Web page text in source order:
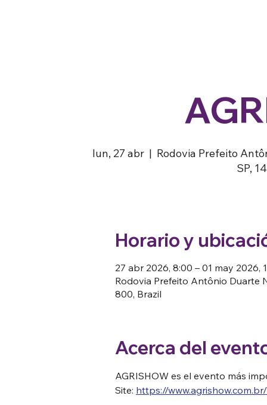
lun, 27 abr
  |
Rodovia Prefeito
SP,
Horario y
27 abr 2026, 8:00 – 01 may 2026,
Rodovia Prefeito Antônio Duarte
800, Brazil
Acerca del
AGRISHOW es el evento más
Site: https://www.agrishow.com.br/